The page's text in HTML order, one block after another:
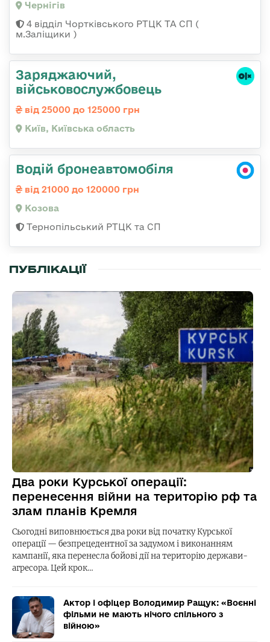
Чернігів
4 відділ Чортківського РТЦК ТА СП (
м.Заліщики )
Заряджаючий,
військовослужбовець
від 25000 до 125000 грн
Київ, Київська область
Водій бронеавтомобіля
від 21000 до 120000 грн
Козова
Тернопільський РТЦК та СП
ПУБЛІКАЦІЇ
Два роки Курської операції:
перенесення війни на територію рф та
злам планів Кремля
Сьогодні виповнюється два роки від початку Курської
операції — безпрецедентної за задумом і виконанням
кампанії, яка перенесла бойові дії на територію держави-
агресора. Цей крок…
Актор і офіцер Володимир Ращук: «Воєнні
фільми не мають нічого спільного з
війною»